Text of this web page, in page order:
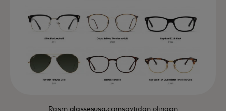
Rasm glassesusa.comsaytidan olingan